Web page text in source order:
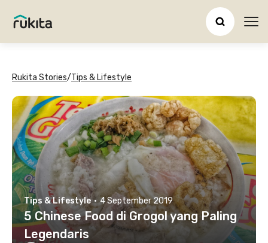
Rukita Stories/Tips & Lifestyle
Tips & Lifestyle · 4 September 2019
5 Chinese Food di Grogol yang Paling
Legendaris